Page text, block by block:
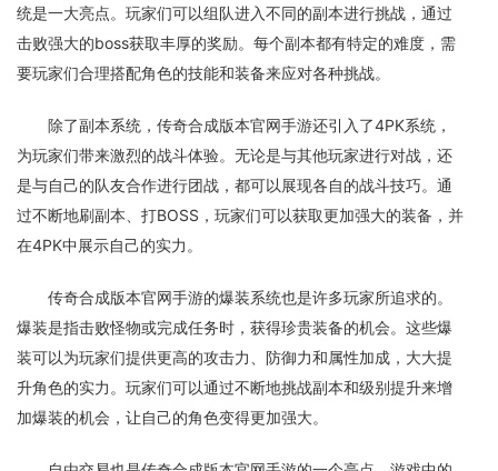
统是一大亮点。玩家们可以组队进入不同的副本进行挑战，通过
击败强大的boss获取丰厚的奖励。每个副本都有特定的难度，需
要玩家们合理搭配角色的技能和装备来应对各种挑战。
除了副本系统，传奇合成版本官网手游还引入了4PK系统，
为玩家们带来激烈的战斗体验。无论是与其他玩家进行对战，还
是与自己的队友合作进行团战，都可以展现各自的战斗技巧。通
过不断地刷副本、打BOSS，玩家们可以获取更加强大的装备，并
在4PK中展示自己的实力。
传奇合成版本官网手游的爆装系统也是许多玩家所追求的。
爆装是指击败怪物或完成任务时，获得珍贵装备的机会。这些爆
装可以为玩家们提供更高的攻击力、防御力和属性加成，大大提
升角色的实力。玩家们可以通过不断地挑战副本和级别提升来增
加爆装的机会，让自己的角色变得更加强大。